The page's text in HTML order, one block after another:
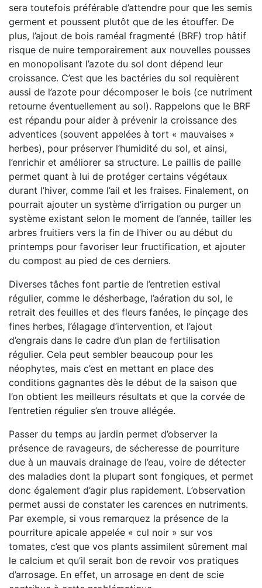
sera toutefois préférable d’attendre pour que les semis
germent et poussent plutôt que de les étouffer. De
plus, l’ajout de bois raméal fragmenté (BRF) trop hâtif
risque de nuire temporairement aux nouvelles pousses
en monopolisant l’azote du sol dont dépend leur
croissance. C’est que les bactéries du sol requièrent
aussi de l’azote pour décomposer le bois (ce nutriment
retourne éventuellement au sol). Rappelons que le BRF
est répandu pour aider à prévenir la croissance des
adventices (souvent appelées à tort « mauvaises »
herbes), pour préserver l’humidité du sol, et ainsi,
l’enrichir et améliorer sa structure. Le paillis de paille
permet quant à lui de protéger certains végétaux
durant l’hiver, comme l’ail et les fraises. Finalement, on
pourrait ajouter un système d’irrigation ou purger un
système existant selon le moment de l’année, tailler les
arbres fruitiers vers la fin de l’hiver ou au début du
printemps pour favoriser leur fructification, et ajouter
du compost au pied de ces derniers.
Diverses tâches font partie de l’entretien estival
régulier, comme le désherbage, l’aération du sol, le
retrait des feuilles et des fleurs fanées, le pinçage des
fines herbes, l’élagage d’intervention, et l’ajout
d’engrais dans le cadre d’un plan de fertilisation
régulier. Cela peut sembler beaucoup pour les
néophytes, mais c’est en mettant en place des
conditions gagnantes dès le début de la saison que
l’on obtient les meilleurs résultats et que la corvée de
l’entretien régulier s’en trouve allégée.
Passer du temps au jardin permet d’observer la
présence de ravageurs, de sécheresse de pourriture
due à un mauvais drainage de l’eau, voire de détecter
des maladies dont la plupart sont fongiques, et permet
donc également d’agir plus rapidement. L’observation
permet aussi de constater les carences en nutriments.
Par exemple, si vous remarquez la présence de la
pourriture apicale appelée « cul noir » sur vos
tomates, c’est que vos plants assimilent sûrement mal
le calcium et qu’il serait bon de revoir vos pratiques
d’arrosage. En effet, un arrosage en dent de scie